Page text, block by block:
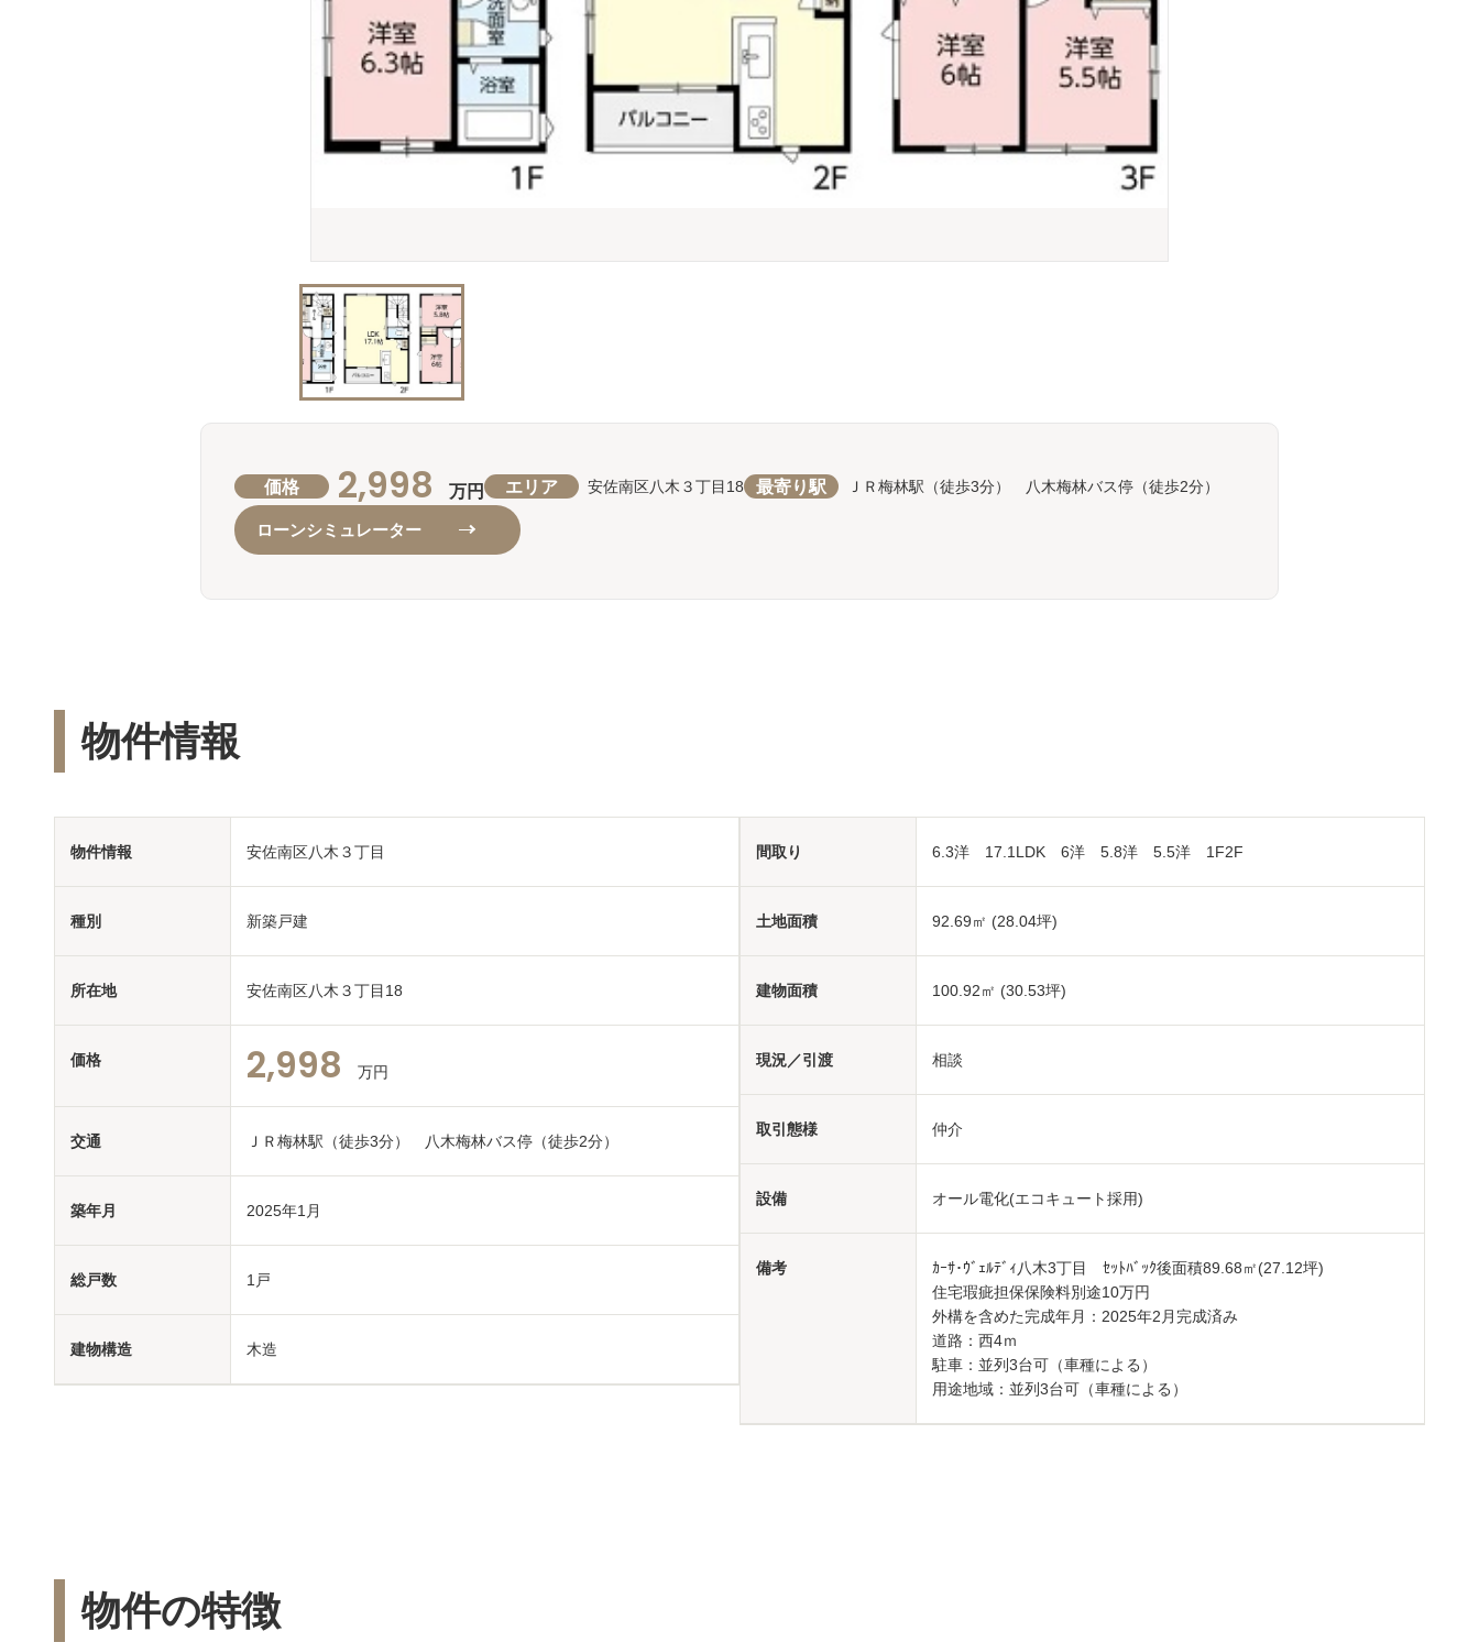
価格 2,998 万円 エリア 安佐南区八木３丁目18 最寄り駅 ＪＲ梅林駅（徒歩3分） 八木梅林バス停（徒歩2分）
ローンシミュレーター
物件情報
物件情報 安佐南区八木３丁目
種別 新築戸建
所在地 安佐南区八木３丁目18
価格 2,998 万円
交通 ＪＲ梅林駅（徒歩3分） 八木梅林バス停（徒歩2分）
築年月 2025年1月
総戸数 1戸
建物構造 木造
間取り 6.3洋 17.1LDK 6洋 5.8洋 5.5洋 1F2F
土地面積 92.69㎡ (28.04坪)
建物面積 100.92㎡ (30.53坪)
現況／引渡 相談
取引態様 仲介
設備 オール電化(エコキュート採用)
備考
ｶｰｻ･ｳﾞｪﾙﾃﾞｨ八木3丁目 ｾｯﾄﾊﾞｯｸ後面積89.68㎡(27.12坪)
住宅瑕疵担保保険料別途10万円
外構を含めた完成年月：2025年2月完成済み
道路：西4ｍ
駐車：並列3台可（車種による）
用途地域：並列3台可（車種による）
物件の特徴